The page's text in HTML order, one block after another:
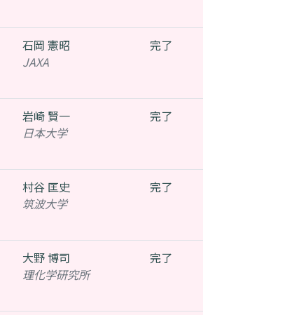
石岡 憲昭
JAXA
完了
岩崎 賢一
日本大学
完了
村谷 匡史
筑波大学
完了
大野 博司
理化学研究所
完了